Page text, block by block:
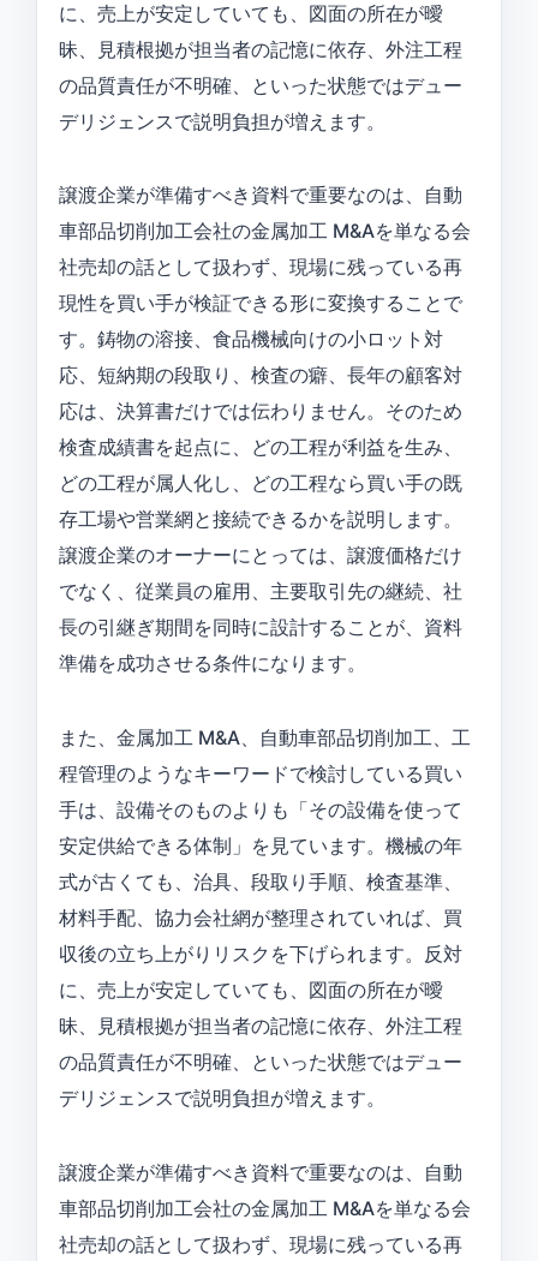
に、売上が安定していても、図面の所在が曖
昧、見積根拠が担当者の記憶に依存、外注工程
の品質責任が不明確、といった状態ではデュー
デリジェンスで説明負担が増えます。
譲渡企業が準備すべき資料で重要なのは、自動
車部品切削加工会社の金属加工 M&Aを単なる会
社売却の話として扱わず、現場に残っている再
現性を買い手が検証できる形に変換することで
す。鋳物の溶接、食品機械向けの小ロット対
応、短納期の段取り、検査の癖、長年の顧客対
応は、決算書だけでは伝わりません。そのため
検査成績書を起点に、どの工程が利益を生み、
どの工程が属人化し、どの工程なら買い手の既
存工場や営業網と接続できるかを説明します。
譲渡企業のオーナーにとっては、譲渡価格だけ
でなく、従業員の雇用、主要取引先の継続、社
長の引継ぎ期間を同時に設計することが、資料
準備を成功させる条件になります。
また、金属加工 M&A、自動車部品切削加工、工
程管理のようなキーワードで検討している買い
手は、設備そのものよりも「その設備を使って
安定供給できる体制」を見ています。機械の年
式が古くても、治具、段取り手順、検査基準、
材料手配、協力会社網が整理されていれば、買
収後の立ち上がりリスクを下げられます。反対
に、売上が安定していても、図面の所在が曖
昧、見積根拠が担当者の記憶に依存、外注工程
の品質責任が不明確、といった状態ではデュー
デリジェンスで説明負担が増えます。
譲渡企業が準備すべき資料で重要なのは、自動
車部品切削加工会社の金属加工 M&Aを単なる会
社売却の話として扱わず、現場に残っている再